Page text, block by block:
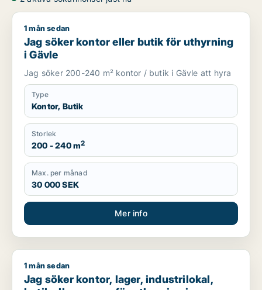
Jag söker kontor eller butik för uthyrning i Gävle
1 mån sedan
Jag söker kontor eller butik för uthyrning
i Gävle
Jag söker 200-240 m² kontor / butik i Gävle att hyra
Type
Kontor, Butik
Storlek
200 - 240 m2
Max. per månad
30 000 SEK
Mer info
Jag söker kontor, lager, industrilokal, butik eller garage för
1 mån sedan
Jag söker kontor, lager, industrilokal,